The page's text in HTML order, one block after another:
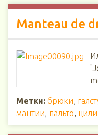
Manteau de
Метки: брюки,
мантии, пальто,